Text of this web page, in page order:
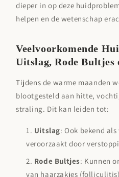
dieper in op deze
helpen en de wetenschap
Veelvoorkomende
Uitslag, Rode Bultjes
Tijdens de warme maanden
blootgesteld aan hitte,
straling. Dit kan leiden tot:
Uitslag: Ook bekend
veroorzaakt door
Rode Bultjes: Kunnen
van haarzakjes